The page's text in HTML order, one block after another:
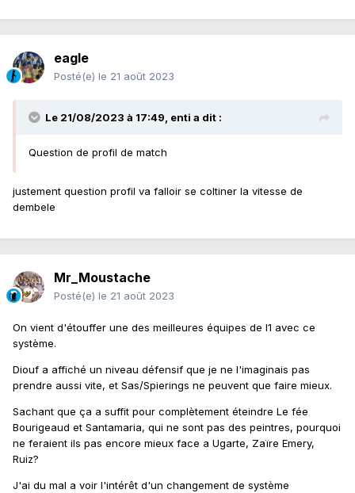
eagle
Posté(e) le 21 août 2023
Le 21/08/2023 à 17:49, enti a dit :
Question de profil de match
justement question profil va falloir se coltiner la vitesse de
dembele
Mr_Moustache
Posté(e) le 21 août 2023
On vient d'étouffer une des meilleures équipes de l1 avec ce
système.
Diouf a affiché un niveau défensif que je ne l'imaginais pas
prendre aussi vite, et Sas/Spierings ne peuvent que faire mieux.
Sachant que ça a suffit pour complètement éteindre Le fée
Bourigeaud et Santamaria, qui ne sont pas des peintres, pourquoi
ne feraient ils pas encore mieux face a Ugarte, Zaïre Emery,
Ruiz?
J'ai du mal a voir l'intérêt d'un changement de système